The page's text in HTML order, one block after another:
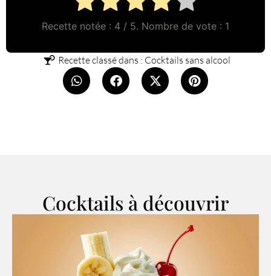
Recette notée : 4 / 5. Nombre de vote : 1
Recette classé dans : Cocktails sans alcool
Cocktails à découvrir